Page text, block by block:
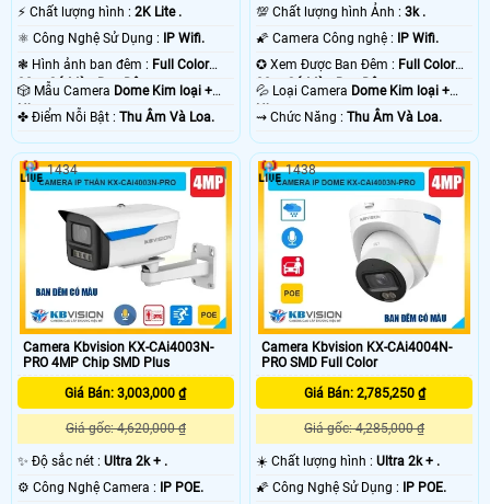
️⚡ Chất lượng hình : 2K Lite .
⚛️ Công Nghệ Sử Dụng : IP Wifi.
❃ Hình ảnh ban đêm : Full Color
30m Có Màu Ban Ðêm.
🎲 Mẫu Camera Dome Kim loại +
Nhựa.
️✤ Điểm Nỗi Bật : Thu Âm Và Loa.
💯 Chất lượng hình Ảnh :3k .
🌠 Camera Công nghệ : IP Wifi.
✪ Xem Được Ban Đêm : Full Color
30m Có Màu Ban Ðêm.
💦 Loại Camera Dome Kim loại +
Nhựa.
️⇝ Chức Năng :Thu Âm Và Loa.
Camera Kbvision KX-CAi4003N-
PRO 4MP Chip SMD Plus
Giá Bán: 3,003,000 ₫
Giá gốc: 4,620,000 ₫
✨ Độ sắc nét : Ultra 2k + .
⚙ Công Nghệ Camera :
IP POE.
1434
Camera Kbvision KX-CAi4004N-
PRO SMD Full Color
Giá Bán: 2,785,250 ₫
Giá gốc: 4,285,000 ₫
☀️ Chất lượng hình :Ultra 2k + .
🌠 Công Nghệ Sử Dụng :
IP POE.
1438